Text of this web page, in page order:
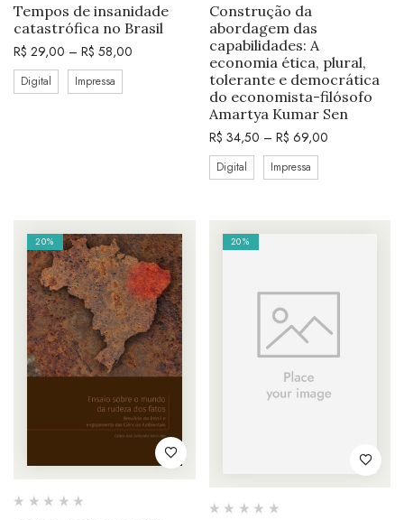
Tempos de insanidade
catastrófica no Brasil
R$ 29,00 – R$ 58,00
Digital Impressa
Construção da
abordagem das
capabilidades: A
economia ética, plural,
tolerante e democrática
do economista-filósofo
Amartya Kumar Sen
R$ 34,50 – R$ 69,00
Digital Impressa
20% 20%